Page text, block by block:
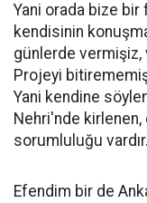
Yani orada bize bir
kendisinin
günlerde vermişiz,
Projeyi
Yani kendine
Nehri'nde kirlenen,
sorumluluğu
Efendim bir de